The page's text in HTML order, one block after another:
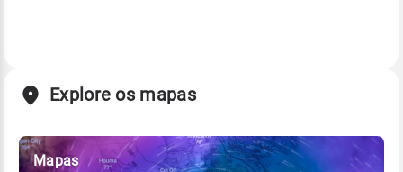
Explore os mapas
Mapas